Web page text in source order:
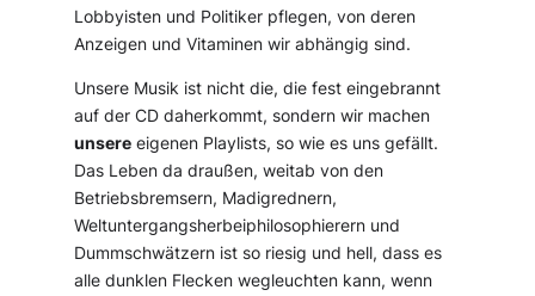
Lobbyisten und Politiker pflegen, von deren
Anzeigen und Vitaminen wir abhängig sind.
Unsere Musik ist nicht die, die fest eingebrannt
auf der CD daherkommt, sondern wir machen
unsere eigenen Playlists, so wie es uns gefällt.
Das Leben da draußen, weitab von den
Betriebsbremsern, Madigrednern,
Weltuntergangsherbeiphilosophierern und
Dummschwätzern ist so riesig und hell, dass es
alle dunklen Flecken wegleuchten kann, wenn